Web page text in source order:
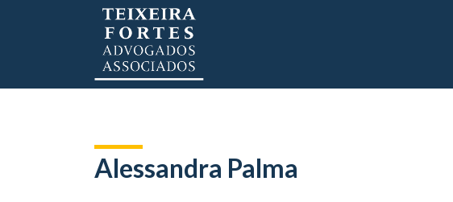
Alessandra Palma